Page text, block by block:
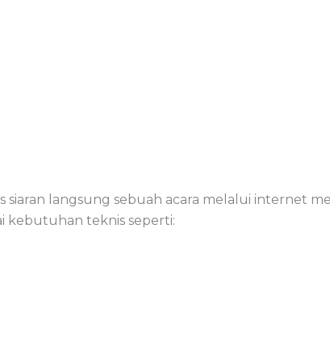
langsung sebuah acara melalui internet
kebutuhan teknis seperti: